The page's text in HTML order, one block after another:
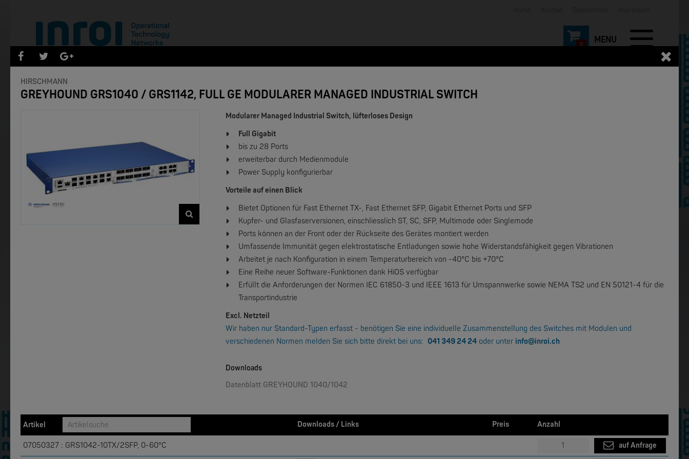
HIRSCHMANN
GREYHOUND GRS1040 / GRS1142, FULL GE MODULARER MANAGED INDUSTRIAL SWITCH
Modularer Managed Industrial Switch, lüfterloses Design
Full Gigabit
bis zu 28 Ports
erweiterbar durch Medienmodule
Power Supply konfigurierbar
Vorteile auf einen Blick
Bietet Optionen für Fast Ethernet TX-, Fast Ethernet SFP, Gigabit Ethernet Ports und SFP
Kupfer- und Glasfaserversionen, einschliesslich ST, SC, SFP, Multimode oder Singlemode
Ports können an der Front oder der Rückseite des Gerätes montiert werden
Umfassende Immunität gegen elektrostatische Entladungen sowie hohe Widerstandsfähigkeit gegen Vibrationen
Arbeitet je nach Konfiguration in einem Temperaturbereich von -40°C bis +70°C
Eine Reihe neuer Software-Funktionen dank HiOS verfügbar
Erfüllt die Anforderungen der Normen IEC 61850-3 und IEEE 1613 für Umspannwerke sowie NEMA TS2 und EN 50121-4 für die
Transportindustrie
Excl. Netzteil
Wir haben nur Standard-Typen erfasst - benötigen Sie eine individuelle Zusammenstellung des Switches mit Modulen und
verschiedenen Normen melden Sie sich bitte direkt bei uns: 041 349 24 24 oder unter info@inroi.ch
Downloads
Datenblatt GREYHOUND 1040/1042
Artikel Downloads / Links Preis Anzahl
07050327 : GRS1042-10TX/2SFP, 0-60°C auf Anfrage
0
PRODUKTEÜBERSICHT
NEW
WLAN-Thermometer 1x Pt100
W&T
Com-Server, Modbus Gateway | TCP/IP <-> Seriell USB 3.0-Hub Industry
EKS ENGEL
NEW NEW NEW NEW